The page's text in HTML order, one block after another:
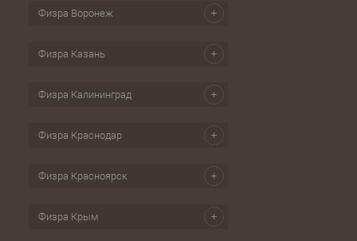
Физра Воронеж
Физра Казань
Физра Калининград
Физра Краснодар
Физра Красноярск
Физра Крым